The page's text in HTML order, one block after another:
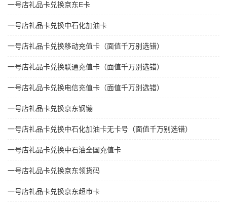
一号店礼品卡兑换京东E卡
一号店礼品卡兑换中石化加油卡
一号店礼品卡兑换移动充值卡（面值千万别选错）
一号店礼品卡兑换联通充值卡（面值千万别选错）
一号店礼品卡兑换电信充值卡（面值千万别选错）
一号店礼品卡兑换京东钢镚
一号店礼品卡兑换中石化加油卡无卡号（面值千万别选错）
一号店礼品卡兑换中石油全国充值卡
一号店礼品卡兑换京东领货码
一号店礼品卡兑换京东超市卡